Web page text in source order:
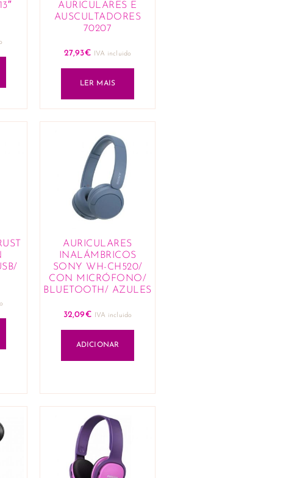
AURICULARES E
AUSCULTADORES
70207
27,93€ IVA incluido
LER MAIS
AURICULARES
INALÁMBRICOS
SONY WH-CH520/
CON MICRÓFONO/
BLUETOOTH/ AZULES
32,09€ IVA incluido
ADICIONAR